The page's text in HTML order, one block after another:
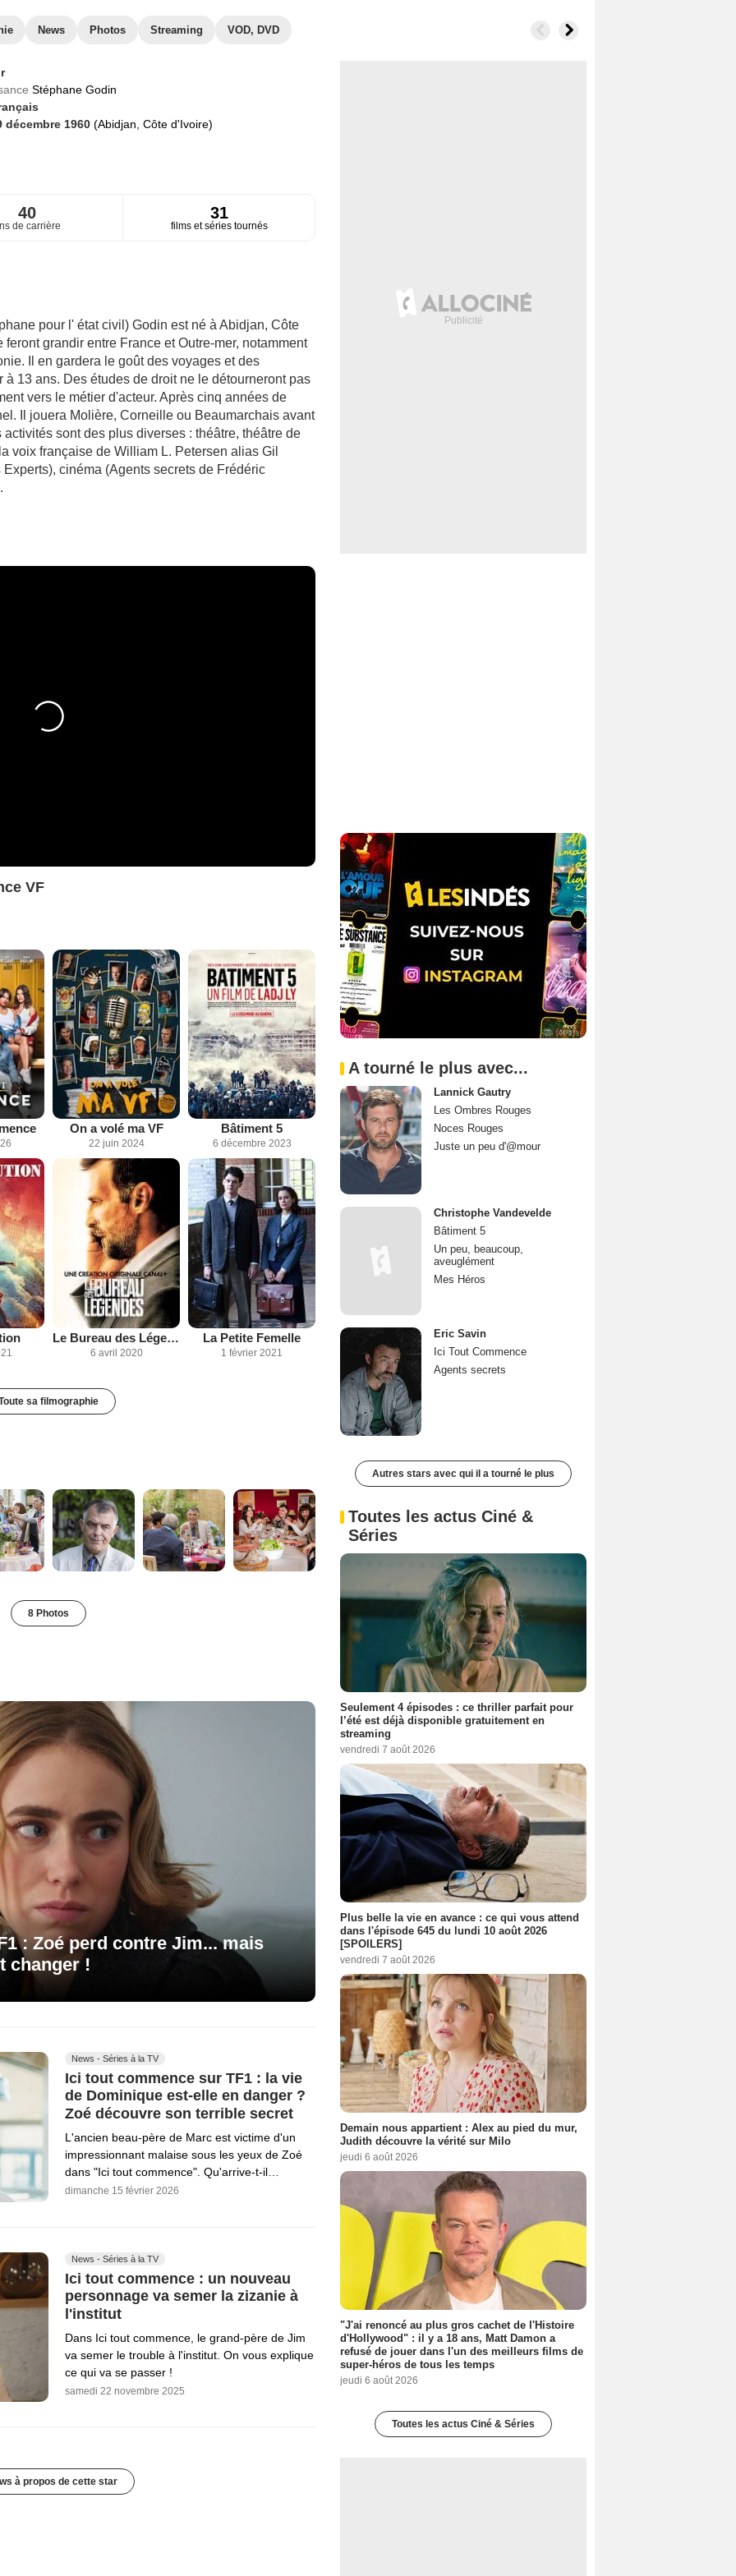
News Photos Streaming VOD, DVD
Stéphane Godin
décembre 1960 (Abidjan, Côte d'Ivoire)
40
de carrière
31
films et séries tournés
pour l' état civil) Godin est né à Abidjan, Côte
grandir entre France et Outre-mer, notamment
Il en gardera le goût des voyages et des
13 ans. Des études de droit ne le détourneront pas
vers le métier d'acteur. Après cinq années de
Il jouera Molière, Corneille ou Beaumarchais avant
sont des plus diverses : théâtre, théâtre de
voix française de William L. Petersen alias Gil
cinéma (Agents secrets de Frédéric
VF
On a volé ma VF
22 juin 2024
Bâtiment 5
6 décembre 2023
Le Bureau des Légendes
6 avril 2020
La Petite Femelle
1 février 2021
sa filmographie
8 Photos
: Zoé perd contre Jim... mais
changer !
News - Séries à la TV
Ici tout commence sur TF1 : la vie
de Dominique est-elle en danger ?
Zoé découvre son terrible secret
L'ancien beau-père de Marc est victime d'un
impressionnant malaise sous les yeux de Zoé
dans "Ici tout commence". Qu'arrive-t-il…
dimanche 15 février 2026
News - Séries à la TV
Ici tout commence : un nouveau
personnage va semer la zizanie à
l'institut
Dans Ici tout commence, le grand-père de Jim
va semer le trouble à l'institut. On vous explique
ce qui va se passer !
samedi 22 novembre 2025
à propos de cette star
A tourné le plus avec...
Lannick Gautry
Les Ombres Rouges
Noces Rouges
Juste un peu d'@mour
Christophe Vandevelde
Bâtiment 5
Un peu, beaucoup,
aveuglément
Mes Héros
Eric Savin
Ici Tout Commence
Agents secrets
Autres stars avec qui il a tourné le plus
Toutes les actus Ciné &
Séries
Seulement 4 épisodes : ce thriller parfait pour
l’été est déjà disponible gratuitement en
streaming
vendredi 7 août 2026
Plus belle la vie en avance : ce qui vous attend
dans l'épisode 645 du lundi 10 août 2026
[SPOILERS]
vendredi 7 août 2026
Demain nous appartient : Alex au pied du mur,
Judith découvre la vérité sur Milo
jeudi 6 août 2026
"J'ai renoncé au plus gros cachet de l'Histoire
d'Hollywood" : il y a 18 ans, Matt Damon a
refusé de jouer dans l'un des meilleurs films de
super-héros de tous les temps
jeudi 6 août 2026
Toutes les actus Ciné & Séries